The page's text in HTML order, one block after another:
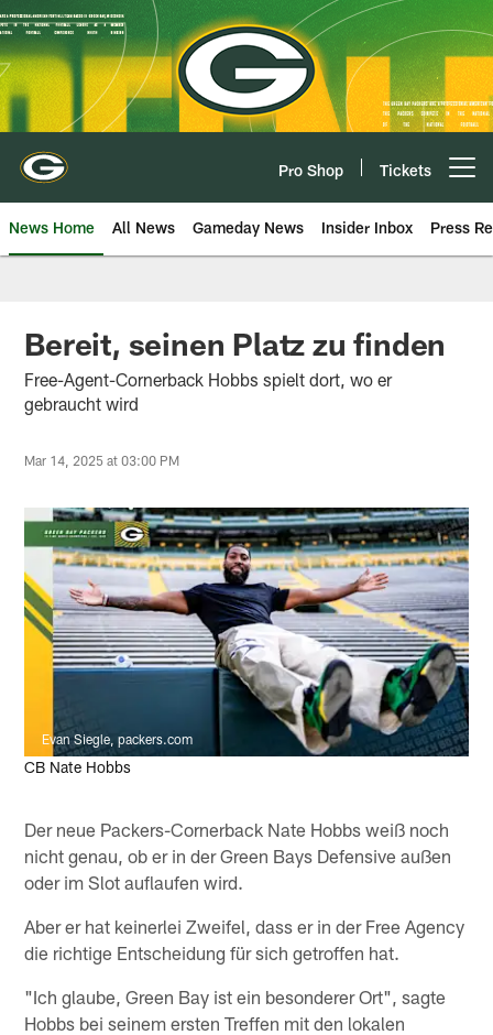
Skip
to
main
content
Pro Shop Tickets
News Home All News Gameday News Insider Inbox Press
Bereit, seinen Platz zu finden
Free-Agent-Cornerback Hobbs spielt dort, wo er
gebraucht wird
Mar 14, 2025 at 03:00 PM
Evan Siegle, packers.com
CB Nate Hobbs
Der neue Packers-Cornerback Nate Hobbs weiß noch
nicht genau, ob er in der Green Bays Defensive außen
oder im Slot auflaufen wird.
Aber er hat keinerlei Zweifel, dass er in der Free Agency
die richtige Entscheidung für sich getroffen hat.
"Ich glaube, Green Bay ist ein besonderer Ort", sagte
Hobbs bei seinem ersten Treffen mit den lokalen